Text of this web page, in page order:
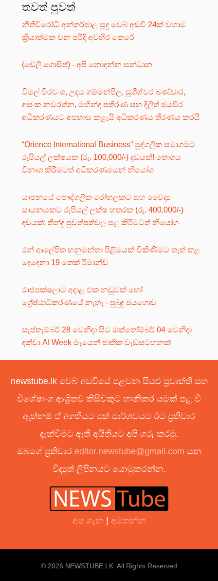
තවත් පුවත්
නීතිවිරෝධී අන්තර්ජාල සූදු වෙබ් අඩවි 24ක් වහාම
ක්‍රියාත්මක වන පරිදි අවහිර කෙරේ
(ඩේලි ගොසිප්) - අපි නොදන්න සන්ධාන
විමල් වීරවංශ, උදය ගම්මන්පිල, සුගීශ්වර බණ්ඩාර,
අසංක නවරත්න, මහින්ද පතිරණ සහ දිලිත් ජයවීර
අධිකරණයට අපහාස කළැයි අධිකරණය තීරණය කරයි
“Orience International Business” පුද්ගලික සමාගමට
රුපියල් ලක්ෂයක (රු. 100,000/-) දඩයක්! තොගය
විනාශ කිරීමටත් අධිකරණයෙන් නියෝග
යාපනයේ පෞද්ගලික රෝහලකට සහ වෛද්‍ය
සායනයකට රුපියල් ලක්ෂ හතරක (රු. 400,000/-)
දඩයක්; තීන්දු පුවත්පත්වල පළ කිරීමටත් නියෝග
රන් ආලේපිත හනුමන්තා පිළිමයක් විකිණීමට තැත් කළ
දෙදෙනා 19 තෙක් රිමාන්ඩ්
රාජපක්ෂලාට අදාළ එක නඩුවක් හෝ
ශ්‍රේෂ්ඨාධිකරණයේ නැහැ - පුබුදු ජයගොඩ
සැප්තැම්බර් 28 වෙනිදා සිට ඔක්තෝම්බර් 04 වෙනිදා
දක්වා AI Week මැයෙන් ජාතික වැඩසටහනක්
newstube.lk වෙබ් අඩවියේ පළවන සියළු ප්‍රවෘත්ති සහ
විශේෂාංග ආශ්‍රිතව කිසිවකුට හානිකර යමක් පළ වී
ඇත්නම් ඒ අගතියට පත් පාර්ශවයට ඊට ප්‍රතිචාර
දැක්වීමට ඇති අයිතියට අපි ගරු කරමු.
ඔබගේ ප්‍රතිචාර editor.newstube@gmail.com යන
විද්‍යුත් ලිපිනයට යොමුකරන්න.
අප ගැන අමතන්න
© 2026 NEWSTUBE.LK. All Rights Reserved